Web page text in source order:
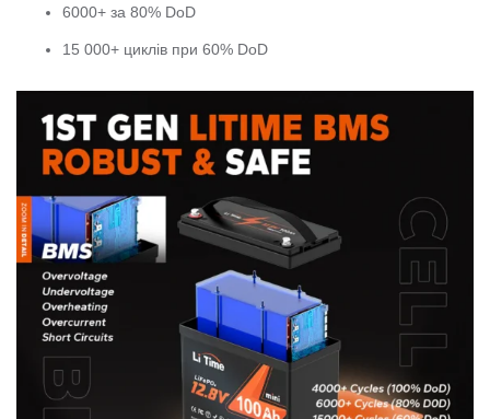
6000+ за 80% DoD
15 000+ циклів при 60% DoD